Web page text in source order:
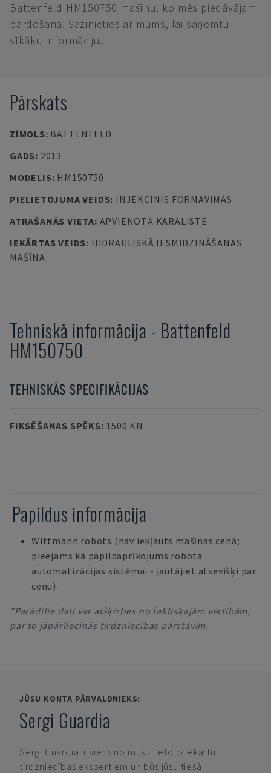
Battenfeld HM150750 mašīnu, ko mēs piedāvājam
pārdošanā. Sazinieties ar mums, lai saņemtu
sīkāku informāciju.
Pārskats
ZĪMOLS: BATTENFELD
GADS: 2013
MODELIS: HM150750
PIELIETOJUMA VEIDS: INJEKCINIS FORMAVIMAS
ATRAŠANĀS VIETA: APVIENOTĀ KARALISTE
IEKĀRTAS VEIDS: HIDRAULISKĀ IESMIDZINĀŠANAS
MAŠĪNA
Tehniskā informācija - Battenfeld
HM150750
TEHNISKĀS SPECIFIKĀCIJAS
FIKSĒŠANAS SPĒKS: 1500 KN
Papildus informācija
Wittmann robots (nav iekļauts mašīnas cenā;
pieejams kā papildaprīkojums robota
automatizācijas sistēmai - jautājiet atsevišķi par
cenu).
*Parādītie dati var atšķirties no faktiskajām vērtībām,
par to jāpārliecinās tirdzniecības pārstāvim.
JŪSU KONTA PĀRVALDNIEKS:
Sergi Guardia
Sergi Guardia Ir viens no mūsu lietoto iekārtu
tirdzniecības ekspertiem un būs jūsu tiešā